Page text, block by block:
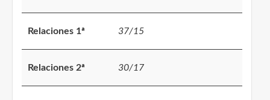
Relaciones 1ª 37/15
Relaciones 2ª 30/17